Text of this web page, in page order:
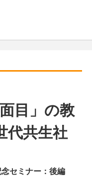
目」の教
代共生社
セミナー：後編